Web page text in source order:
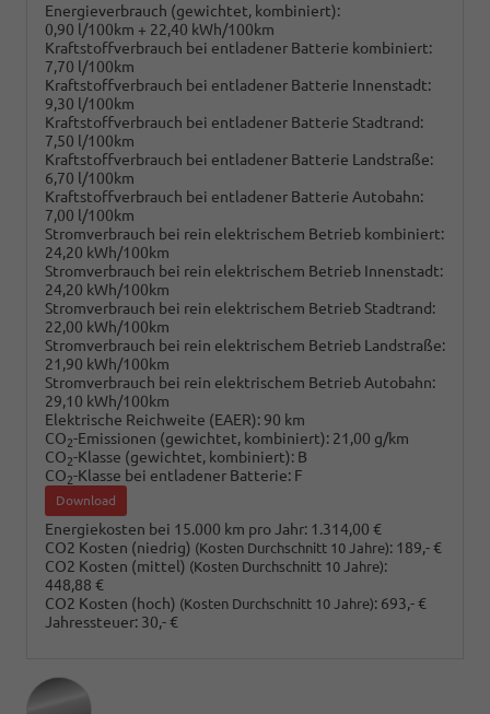
Energieverbrauch (gewichtet, kombiniert):
0,90 l/100km + 22,40 kWh/100km
Kraftstoffverbrauch bei entladener Batterie kombiniert:
7,70 l/100km
Kraftstoffverbrauch bei entladener Batterie Innenstadt:
9,30 l/100km
Kraftstoffverbrauch bei entladener Batterie Stadtrand:
7,50 l/100km
Kraftstoffverbrauch bei entladener Batterie Landstraße:
6,70 l/100km
Kraftstoffverbrauch bei entladener Batterie Autobahn:
7,00 l/100km
Stromverbrauch bei rein elektrischem Betrieb kombiniert:
24,20 kWh/100km
Stromverbrauch bei rein elektrischem Betrieb Innenstadt:
24,20 kWh/100km
Stromverbrauch bei rein elektrischem Betrieb Stadtrand:
22,00 kWh/100km
Stromverbrauch bei rein elektrischem Betrieb Landstraße:
21,90 kWh/100km
Stromverbrauch bei rein elektrischem Betrieb Autobahn:
29,10 kWh/100km
Elektrische Reichweite (EAER): 90 km
CO2-Emissionen (gewichtet, kombiniert): 21,00 g/km
CO2-Klasse (gewichtet, kombiniert): B
CO2-Klasse bei entladener Batterie: F
Download
Energiekosten bei 15.000 km pro Jahr: 1.314,00 €
CO2 Kosten (niedrig) (Kosten Durchschnitt 10 Jahre): 189,- €
CO2 Kosten (mittel) (Kosten Durchschnitt 10 Jahre):
448,88 €
CO2 Kosten (hoch) (Kosten Durchschnitt 10 Jahre): 693,- €
Jahressteuer: 30,- €